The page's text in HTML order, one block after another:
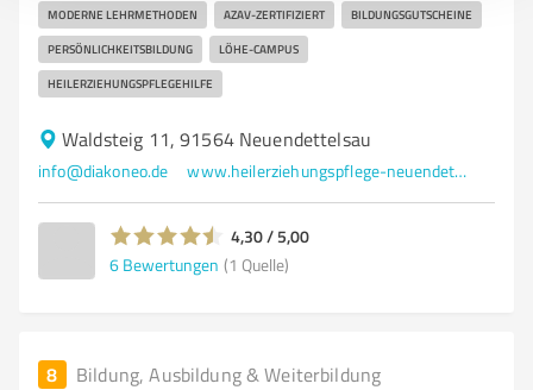
MODERNE LEHRMETHODEN AZAV-ZERTIFIZIERT BILDUNGSGUTSCHEINE
PERSÖNLICHKEITSBILDUNG LÖHE-CAMPUS
HEILERZIEHUNGSPFLEGEHILFE
Waldsteig 11, 91564 Neuendettelsau
info@diakoneo.de www.heilerziehungspflege-neuendettelsau.de/
4,30 / 5,00
6 Bewertungen (1 Quelle)
8 Bildung, Ausbildung & Weiterbildung